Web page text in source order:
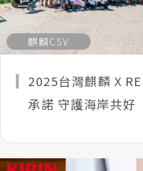
麒麟CSV
2025台灣麒麟 X
承諾 守護海岸共好